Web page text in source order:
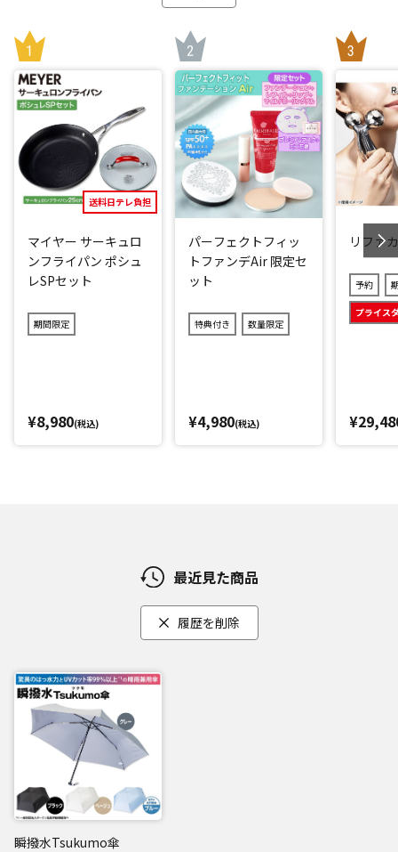
送料日テレ負担
マイヤー サーキュロ
ンフライパン ポシュ
レSPセット
期間限定
¥8,980(税込)
パーフェクトフィッ
トファンデAir 限定セ
ット
特典付き 数量限定
¥4,980(税込)
リファ
予約
プライス
最近見た商品
履歴を削除
瞬撥水Tsukumo傘